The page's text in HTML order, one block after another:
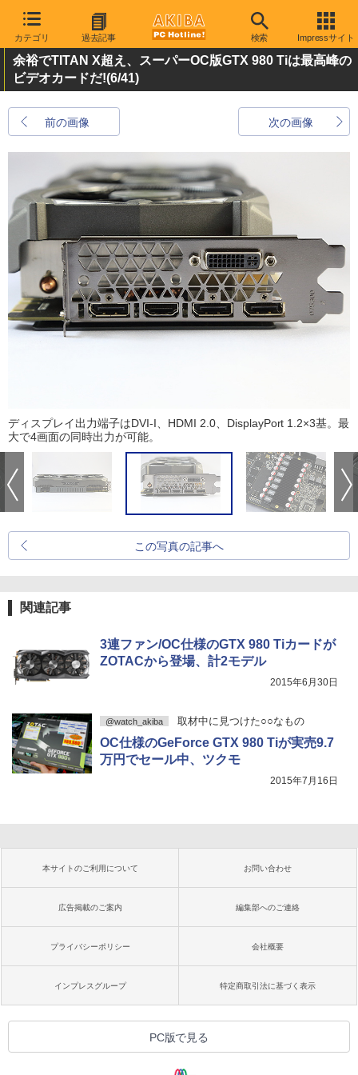
カテゴリ 過去記事 検索 Impressサイト
余裕でTITAN X超え、スーパーOC版GTX 980 Tiは最高峰の
ビデオカードだ!(6/41)
前の画像 次の画像
ディスプレイ出力端子はDVI-I、HDMI 2.0、DisplayPort 1.2×3基。最
大で4画面の同時出力が可能。
この写真の記事へ
関連記事
3連ファン/OC仕様のGTX 980 Tiカードが
ZOTACから登場、計2モデル
2015年6月30日
@watch_akiba 取材中に見つけた○○なもの
OC仕様のGeForce GTX 980 Tiが実売9.7
万円でセール中、ツクモ
2015年7月16日
本サイトのご利用について お問い合わせ
広告掲載のご案内 編集部へのご連絡
プライバシーポリシー 会社概要
インプレスグループ 特定商取引法に基づく表示
PC版で見る